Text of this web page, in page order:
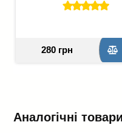
280 грн
Аналогічні товари